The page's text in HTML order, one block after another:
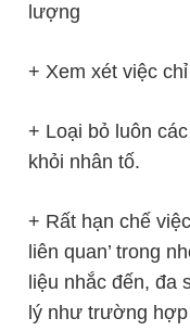
lượng
+ Xem xét việc
+ Loại bỏ luôn
khỏi nhân tố.
+ Rất hạn chế
liên quan’ trong
liệu nhắc đến, đa
lý như trường